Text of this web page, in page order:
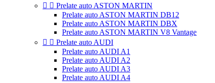
  Prelate auto ASTON MARTIN
Prelate auto ASTON MARTIN DB12
Prelate auto ASTON MARTIN DBX
Prelate auto ASTON MARTIN V8 Vantage
  Prelate auto AUDI
Prelate auto AUDI A1
Prelate auto AUDI A2
Prelate auto AUDI A3
Prelate auto AUDI A4